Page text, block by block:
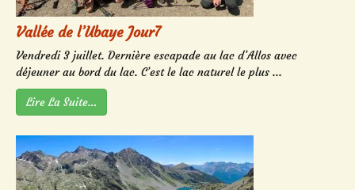
Vallée de l’Ubaye Jour7
Vendredi 3 juillet. Dernière escapade au lac d’Allos avec
déjeuner au bord du lac. C’est le lac naturel le plus ...
Lire La Suite…